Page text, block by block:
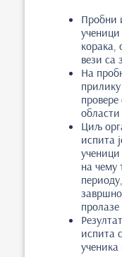
Пробни
ученици
корака,
вези са
На
провере
Циљ
испита
на чему
испита